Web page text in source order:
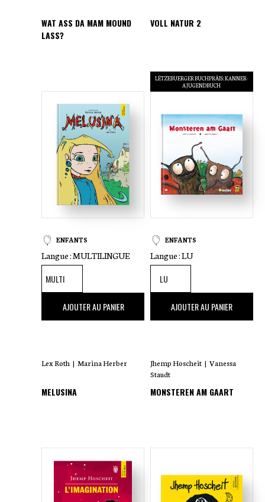
WAT ASS DA MAM MOUND
LASS?
VOLL NATUR 2
ENFANTS
Langue :MULTILINGUE
,00 €
AJOUTER AU PANIER
Lex Roth | Marina Herber
MELUSINA
LËTZEBUERGER BUCHPRÄIS: KANNER-
A JUGENDBUCH
ENFANTS
Langue :LU
,00 €AJOUTER AU PANIER
Jhemp Hoscheit | Vanessa
Staudt
MONSTEREN AM GAART